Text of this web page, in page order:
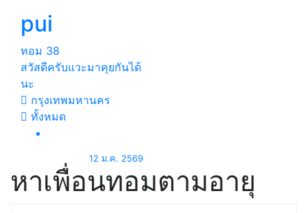
pui
ทอม 38
สวัสดีครับแวะมาคุยกันได้
นะ
กรุงเทพมหานคร
ทั้งหมด
12 ม.ค. 2569
หาเพื่อนทอมตามอายุ